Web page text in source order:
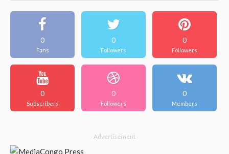
0
Fans
0
Followers
0
Followers
0
Subscribers
0
Followers
0
Members
- Advertisement -